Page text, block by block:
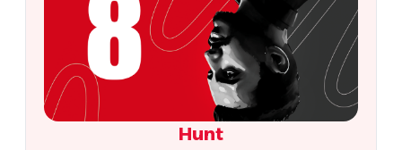
Hunt